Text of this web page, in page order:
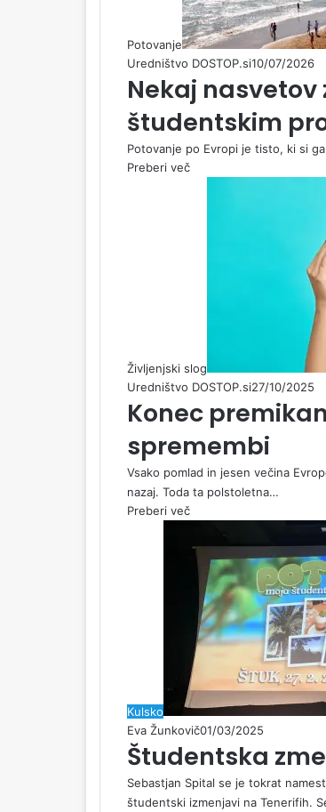
Potovanje
Uredništvo DOSTOP.si10/07/2026
Nekaj nasvetov
študentskim
Potovanje po Evropi je tisto, ki si
Preberi več
Življenjski slog
Uredništvo DOSTOP.si27/10/2025
Konec
spremembi
Vsako pomlad in jesen večina
nazaj. Toda ta polstoletna…
Preberi več
Kulsko
Eva Žunkovič01/03/2025
Študentska
Sebastjan Spital se je tokrat
študentski izmenjavi na Tenerifih.